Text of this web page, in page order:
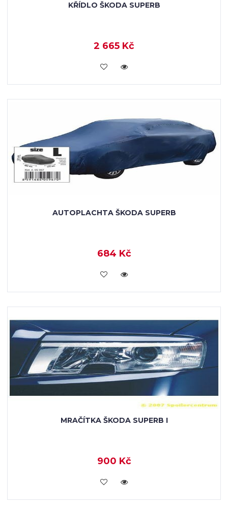
KŘÍDLO ŠKODA SUPERB
2 665 Kč
KOUPIT
AUTOPLACHTA ŠKODA SUPERB
684 Kč
KOUPIT
MRAČÍTKA ŠKODA SUPERB I
900 Kč
KOUPIT